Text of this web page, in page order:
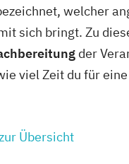
welcher
sich bringt. Zu
der
viel Zeit du für
Übersicht